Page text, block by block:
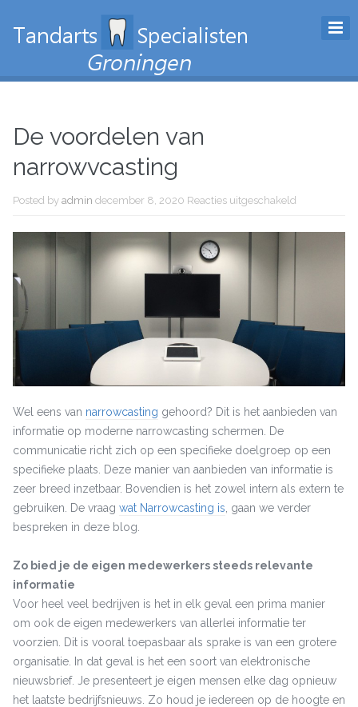
De voordelen van
narrowvcasting
Posted by admin december 8, 2020 Reacties uitgeschakeld
Wel eens van narrowcasting gehoord? Dit is het aanbieden van
informatie op moderne narrowcasting schermen. De
communicatie richt zich op een specifieke doelgroep op een
specifieke plaats. Deze manier van aanbieden van informatie is
zeer breed inzetbaar. Bovendien is het zowel intern als extern te
gebruiken. De vraag wat Narrowcasting is , gaan we verder
bespreken in deze blog.
Zo bied je de eigen medewerkers steeds relevante
informatie
Voor heel veel bedrijven is het in elk geval een prima manier
om ook de eigen medewerkers van allerlei informatie ter
voorzien. Dit is vooral toepasbaar als sprake is van een grotere
organisatie. In dat geval is het een soort van elektronische
nieuwsbrief. Je presenteert je eigen mensen elke dag opnieuw
het laatste bedrijfsnieuws. Zo houd je iedereen op de hoogte en